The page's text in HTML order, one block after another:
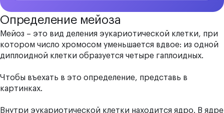
Определение мейоза
Мейоз – это вид деления эукариотической клетки, при
котором число хромосом уменьшается вдвое: из одной
диплоидной клетки образуется четыре гаплоидных.
Чтобы въехать в это определение, представь в
картинках.
Внутри эукариотической клетки находится ядро. В ядре